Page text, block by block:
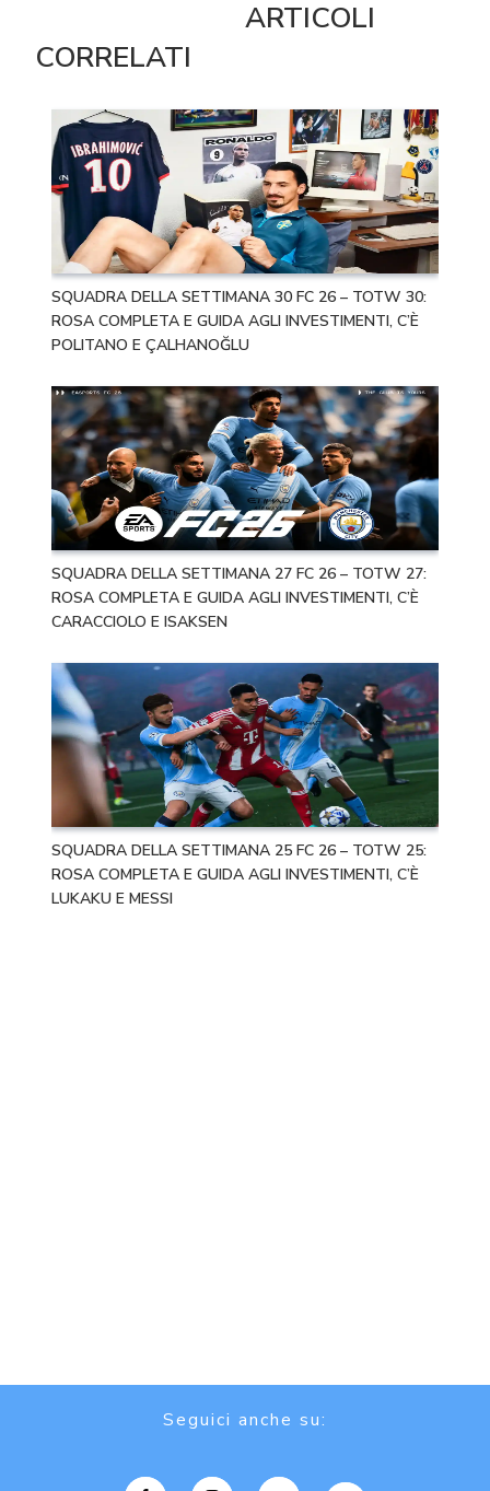
ARTICOLI
CORRELATI
SQUADRA DELLA SETTIMANA 30 FC 26 – TOTW 30:
ROSA COMPLETA E GUIDA AGLI INVESTIMENTI, C’È
POLITANO E ÇALHANOĞLU
SQUADRA DELLA SETTIMANA 27 FC 26 – TOTW 27:
ROSA COMPLETA E GUIDA AGLI INVESTIMENTI, C’È
CARACCIOLO E ISAKSEN
SQUADRA DELLA SETTIMANA 25 FC 26 – TOTW 25:
ROSA COMPLETA E GUIDA AGLI INVESTIMENTI, C’È
LUKAKU E MESSI
Seguici anche su: